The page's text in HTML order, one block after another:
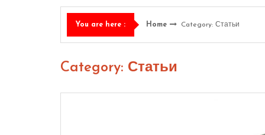
You are here : Home Category: Статьи
Category: Статьи